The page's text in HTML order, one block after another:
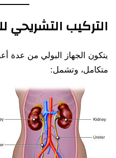
التركيب التشريحي
يتكون الجهاز البولي من عدة
متكامل، وتشمل: